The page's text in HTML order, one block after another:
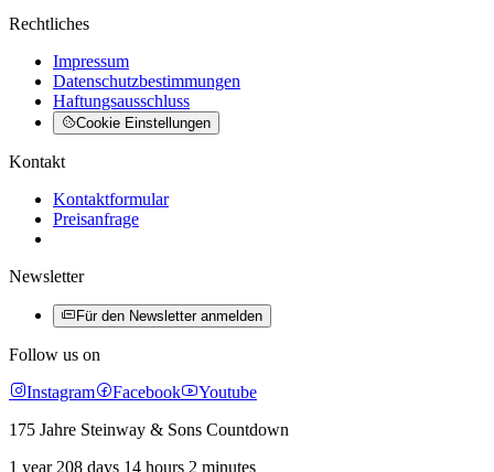
Rechtliches
Impressum
Datenschutzbestimmungen
Haftungsausschluss
Cookie Einstellungen
Kontakt
Kontaktformular
Preisanfrage
Newsletter
Für den Newsletter anmelden
Follow us on
Instagram
Facebook
Youtube
175 Jahre Steinway & Sons Countdown
1 year 208 days 14 hours 2 minutes